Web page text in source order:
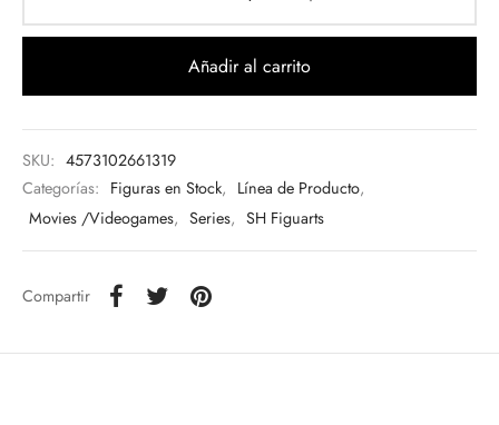
Añadir al carrito
SKU: 4573102661319
Categorías: Figuras en Stock, Línea de Producto,
Movies /Videogames, Series, SH Figuarts
Compartir